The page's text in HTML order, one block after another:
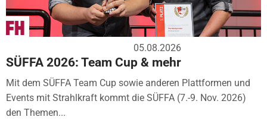
05.08.2026
SÜFFA 2026: Team Cup & mehr
Mit dem SÜFFA Team Cup sowie anderen Plattformen und
Events mit Strahlkraft kommt die SÜFFA (7.-9. Nov. 2026)
den Themen...